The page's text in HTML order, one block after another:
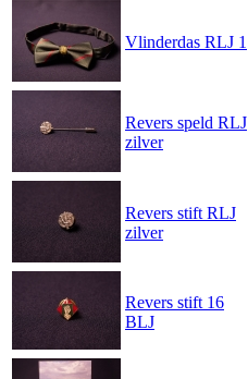
Vlinderdas RLJ 1
Revers speld RLJ
zilver
Revers stift RLJ
zilver
Revers stift 16
BLJ